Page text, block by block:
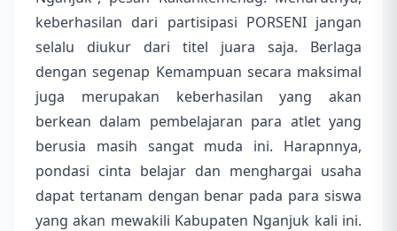
keberhasilan dari partisipasi PORSENI jangan
selalu diukur dari titel juara saja. Berlaga
dengan segenap Kemampuan secara maksimal
juga merupakan keberhasilan yang akan
berkean dalam pembelajaran para atlet yang
berusia masih sangat muda ini. Harapnnya,
pondasi cinta belajar dan menghargai usaha
dapat tertanam dengan benar pada para siswa
yang akan mewakili Kabupaten Nganjuk kali ini.